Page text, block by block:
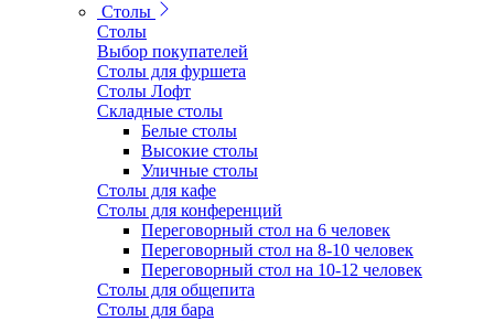
Столы
Столы
Выбор покупателей
Столы для фуршета
Столы Лофт
Складные столы
Белые столы
Высокие столы
Уличные столы
Столы для кафе
Столы для конференций
Переговорный стол на 6 человек
Переговорный стол на 8-10 человек
Переговорный стол на 10-12 человек
Столы для общепита
Столы для бара